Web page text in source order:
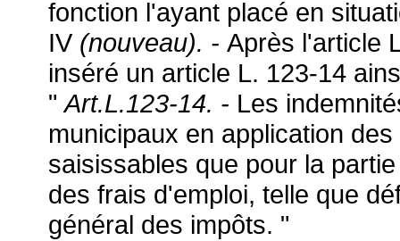
fonction l'ayant placé en
IV (nouveau). - Après l'article
inséré un article L. 123-14
"Art.L.123-14. - Les
municipaux en application
saisissables que pour la
des frais d'emploi, telle que
général des impôts. "